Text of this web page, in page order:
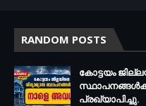
RANDOM POSTS
കോട്ടയം
പ്രഖ്യാപിച്ചു.